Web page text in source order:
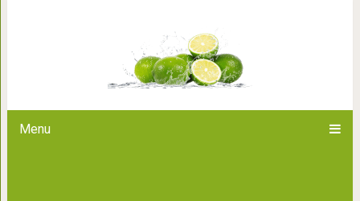
Menu
которые стоит